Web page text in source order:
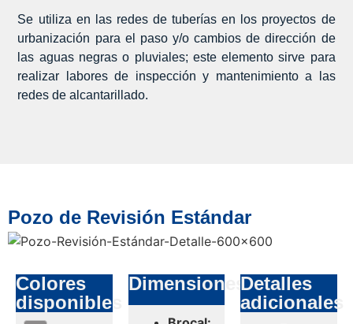
Se utiliza en las redes de tuberías en los proyectos de
urbanización para el paso y/o cambios de dirección de
las aguas negras o pluviales; este elemento sirve para
realizar labores de inspección y mantenimiento a las
redes de alcantarillado.
Pozo de Revisión Estándar
Colores
disponibles
DimensionesDetalles
adicionales